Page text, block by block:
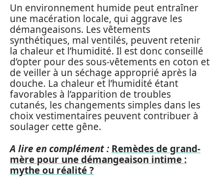
Un environnement humide peut entraîner
une macération locale, qui aggrave les
démangeaisons. Les vêtements
synthétiques, mal ventilés, peuvent retenir
la chaleur et l’humidité. Il est donc conseillé
d’opter pour des sous-vêtements en coton et
de veiller à un séchage approprié après la
douche. La chaleur et l’humidité étant
favorables à l’apparition de troubles
cutanés, les changements simples dans les
choix vestimentaires peuvent contribuer à
soulager cette gêne.
A lire en complément : Remèdes de grand-
mère pour une démangeaison intime :
mythe ou réalité ?